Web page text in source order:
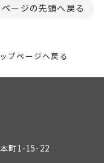
ページの先頭へ戻る
プページへ戻る
町1-15-22